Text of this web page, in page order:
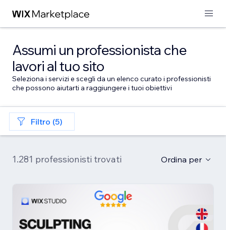
Assumi un professionista che
lavori al tuo sito
Seleziona i servizi e scegli da un elenco curato i professionisti
che possono aiutarti a raggiungere i tuoi obiettivi
Filtro (5)
1.281 professionisti trovati Ordina per